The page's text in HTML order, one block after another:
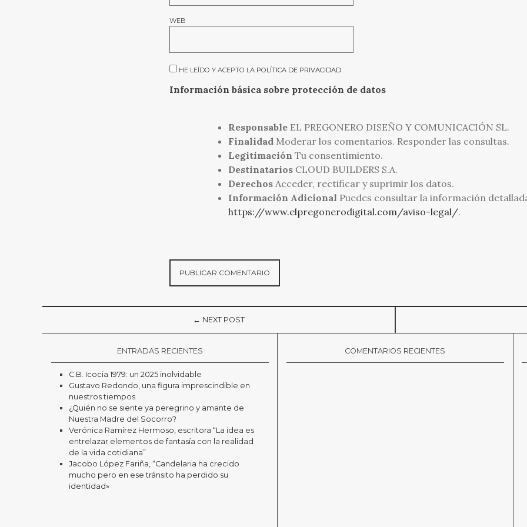
WEB
HE LEÍDO Y ACEPTO LA POLÍTICA DE PRIVACIDAD.
Información básica sobre protección de datos
Responsable EL PREGONERO DISEÑO Y COMUNICACIÓN SL.
Finalidad Moderar los comentarios. Responder las consultas.
Legitimación Tu consentimiento.
Destinatarios CLOUD BUILDERS S.A.
Derechos Acceder, rectificar y suprimir los datos.
Información Adicional Puedes consultar la información
https://www.elpregonerodigital.com/aviso-legal/.
← NEXT POST
ENTRADAS RECIENTES
C.B. Icocia 1979: un 2025 inolvidable
Gustavo Redondo, una figura imprescindible en
nuestros tiempos
¿Quién no se siente ya peregrino y amante de
Nuestra Madre del Socorro?
Verónica Ramírez Hermoso, escritora “La idea es
entrelazar elementos de fantasía con la realidad
de la vida cotidiana”
Jacobo López Fariña, “Candelaria ha crecido
mucho pero en ese tránsito ha perdido su
identidad»
COMENTARIOS RECIENTES